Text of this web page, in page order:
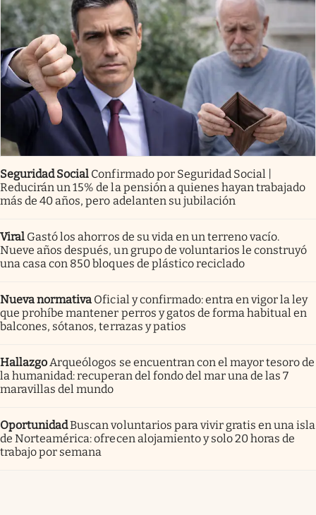
Seguridad Social Confirmado por Seguridad Social |
Reducirán un 15% de la pensión a quienes hayan trabajado
más de 40 años, pero adelanten su jubilación
Viral Gastó los ahorros de su vida en un terreno vacío.
Nueve años después, un grupo de voluntarios le construyó
una casa con 850 bloques de plástico reciclado
Nueva normativa Oficial y confirmado: entra en vigor la ley
que prohíbe mantener perros y gatos de forma habitual en
balcones, sótanos, terrazas y patios
Hallazgo Arqueólogos se encuentran con el mayor tesoro de
la humanidad: recuperan del fondo del mar una de las 7
maravillas del mundo
OportunidadBuscan voluntarios para vivir gratis en una isla
de Norteamérica: ofrecen alojamiento y solo 20 horas de
trabajo por semana